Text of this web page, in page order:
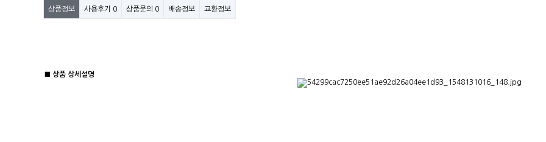
상품정보
사용후기 0 상품문의 0 배송정보 교환정보
■ 상품 상세설명